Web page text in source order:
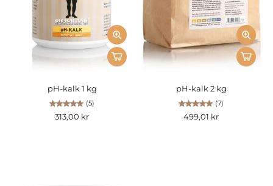
pH-kalk 1 kg
(5)
313,00 kr
pH-kalk 2 kg
(7)
499,01 kr